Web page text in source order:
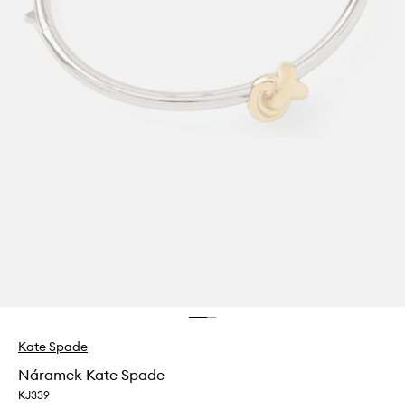
Kate Spade
Náramek Kate Spade
KJ339